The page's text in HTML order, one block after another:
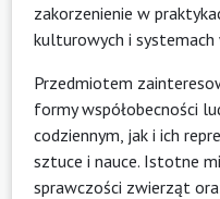
zakorzenienie w
kulturowych i systemach
Przedmiotem
formy współobecności
codziennym, jak i ich
sztuce i nauce. Istotne
sprawczości zwierząt